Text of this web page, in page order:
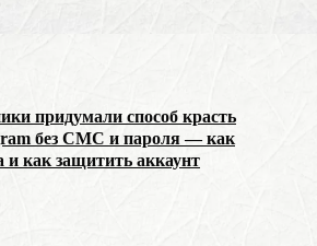
придумали способ красть
без СМС и пароля — как
и как защитить аккаунт